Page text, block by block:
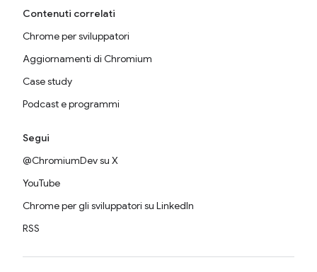
Contenuti correlati
Chrome per sviluppatori
Aggiornamenti di Chromium
Case study
Podcast e programmi
Segui
@ChromiumDev su X
YouTube
Chrome per gli sviluppatori su LinkedIn
RSS